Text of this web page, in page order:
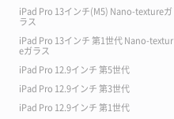
iPad Pro 13インチ(M5) Nano-textureガ
ラス
iPad Pro 13インチ 第1世代 Nano-textur
eガラス
iPad Pro 12.9インチ 第5世代
iPad Pro 12.9インチ 第3世代
iPad Pro 12.9インチ 第1世代